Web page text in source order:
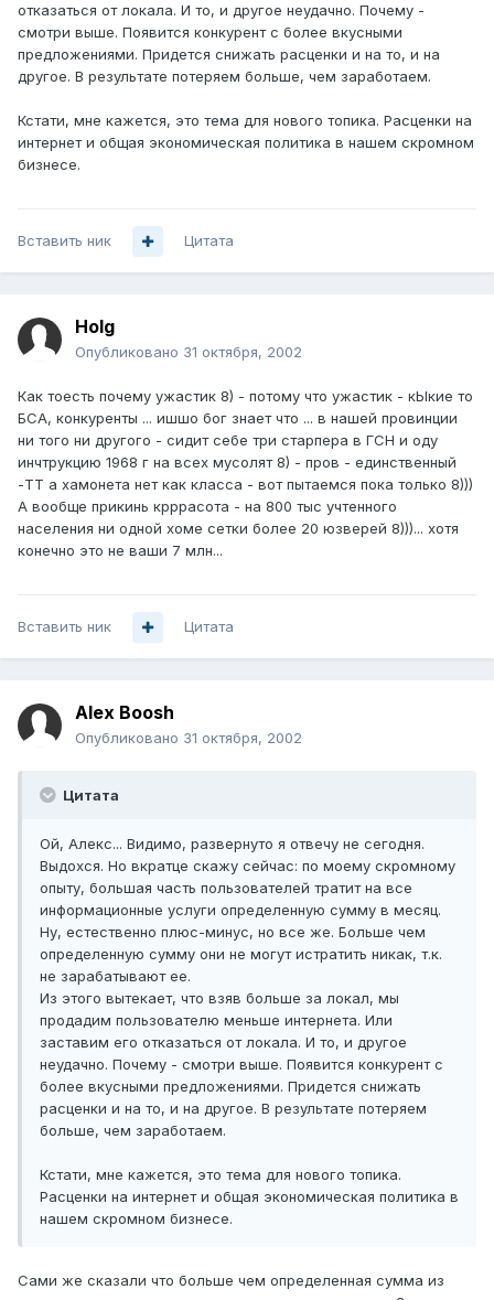
отказаться от локала. И то, и другое неудачно. Почему -
смотри выше. Появится конкурент с более вкусными
предложениями. Придется снижать расценки и на то, и на
другое. В результате потеряем больше, чем заработаем.
Кстати, мне кажется, это тема для нового топика. Расценки на
интернет и общая экономическая политика в нашем скромном
бизнесе.
Вставить ник Цитата
Holg
Опубликовано 31 октября, 2002
Как тоесть почему ужастик 8) - потому что ужастик - кЫкие то
БСА, конкуренты ... ишшо бог знает что ... в нашей провинции
ни того ни другого - сидит себе три старпера в ГСН и оду
инчтрукцию 1968 г на всех мусолят 8) - пров - единственный
-ТТ а хамонета нет как класса - вот пытаемся пока только 8)))
А вообще прикинь крррасота - на 800 тыс учтенного
населения ни одной хоме сетки более 20 юзверей 8)))... хотя
конечно это не ваши 7 млн...
Вставить ник Цитата
Alex Boosh
Опубликовано 31 октября, 2002
Цитата
Ой, Алекс... Видимо, развернуто я отвечу не сегодня.
Выдохся. Но вкратце скажу сейчас: по моему скромному
опыту, большая часть пользователей тратит на все
информационные услуги определенную сумму в месяц.
Ну, естественно плюс-минус, но все же. Больше чем
определенную сумму они не могут истратить никак, т.к.
не зарабатывают ее.
Из этого вытекает, что взяв больше за локал, мы
продадим пользователю меньше интернета. Или
заставим его отказаться от локала. И то, и другое
неудачно. Почему - смотри выше. Появится конкурент с
более вкусными предложениями. Придется снижать
расценки и на то, и на другое. В результате потеряем
больше, чем заработаем.
Кстати, мне кажется, это тема для нового топика.
Расценки на интернет и общая экономическая политика в
нашем скромном бизнесе.
Сами же сказали что больше чем определенная сумма из